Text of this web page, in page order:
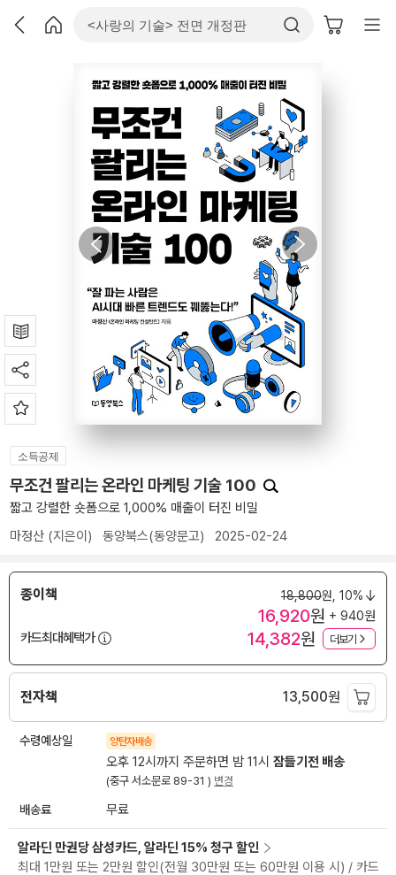
소득공제
무조건 팔리는 온라인 마케팅 기술 100
짧고 강렬한 숏폼으로 1,000% 매출이 터진 비밀
마정산 (지은이) 동양북스(동양문고) 2025-02-24
종이책 18,800원, 10%
16,920원 + 940원
카드최대혜택가
14,382원 더보기
전자책 13,500원
수령예상일 양탄자배송
오후 12시까지 주문하면 밤 11시 잠들기전 배송
(중구 서소문로 89-31 ) 변경
배송료 무료
알라딘 만권당 삼성카드, 알라딘 15% 청구 할인
최대 1만원 또는 2만원 할인(전월 30만원 또는 60만원 이용 시) / 카드